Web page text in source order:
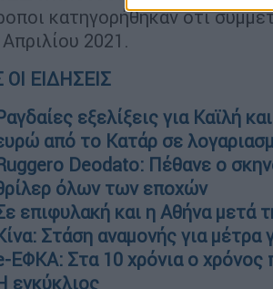
κατηγορήθηκαν ότι
2021.
ΕΙΔΗΣΕΙΣ
εξελίξεις για Καϊλή
από το Κατάρ σε
Deodato: Πέθανε ο
όλων των εποχών
επιφυλακή και η Αθήνα μετά
Στάση αναμονής για μέτρα
ΕΦΚΑ: Στα 10 χρόνια ο
εγκύκλιος